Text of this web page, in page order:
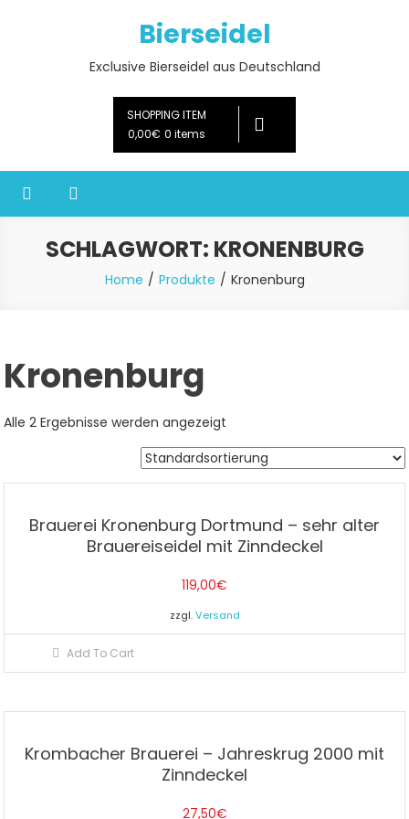
Bierseidel
Exclusive Bierseidel aus Deutschland
SHOPPING ITEM
0,00€ 0 items
SCHLAGWORT: KRONENBURG
Home Produkte Kronenburg
Kronenburg
Alle 2 Ergebnisse werden angezeigt
Brauerei Kronenburg Dortmund – sehr alter
Brauereiseidel mit Zinndeckel
119,00€
zzgl.Versand
Add To Cart
Krombacher Brauerei – Jahreskrug 2000 mit
Zinndeckel
27,50€